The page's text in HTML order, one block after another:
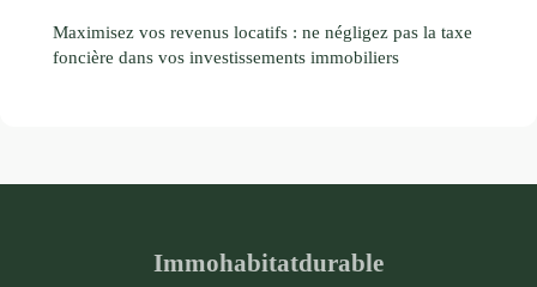
Maximisez vos revenus locatifs : ne négligez pas la taxe
foncière dans vos investissements immobiliers
Immohabitatdurable